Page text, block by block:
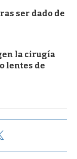
ser dado de
la cirugía
lentes de